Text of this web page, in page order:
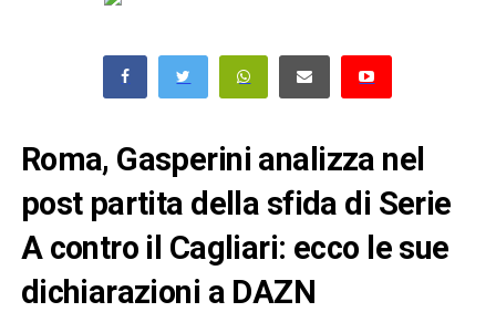
Roma, Gasperini analizza nel
post partita della sfida di Serie
A contro il Cagliari: ecco le sue
dichiarazioni a DAZN